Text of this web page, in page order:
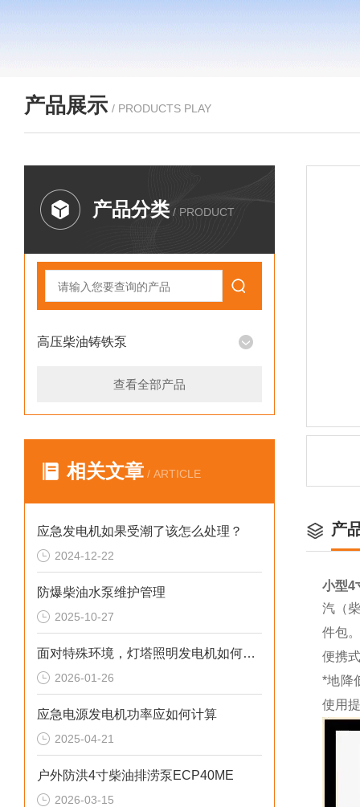
产品展示 / PRODUCTS PLAY
产品分类 / PRODUCT
高压柴油铸铁泵
查看全部产品
相关文章 / ARTICLE
应急发电机如果受潮了该怎么处理？
2024-12-22
防爆柴油水泵维护管理
2025-10-27
面对特殊环境，灯塔照明发电机如何确保稳定运行
2026-01-26
应急电源发电机功率应如何计算
2025-04-21
户外防洪4寸柴油排涝泵ECP40ME
2026-03-15
产
小型4
汽（
件包。
便携
*地降
使用